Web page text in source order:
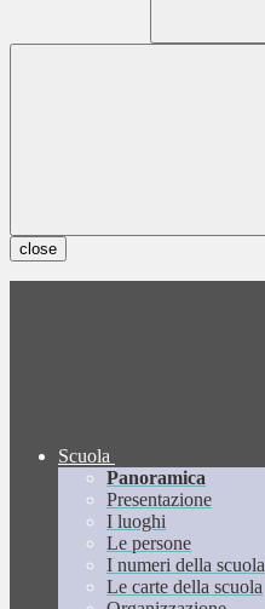
close
Scuola
Panoramica
Presentazione
I luoghi
Le persone
I numeri della scuola
Le carte della scuola